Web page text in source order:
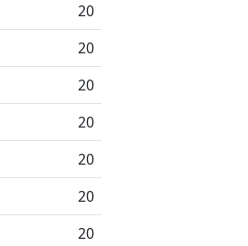
20
20
20
20
20
20
20